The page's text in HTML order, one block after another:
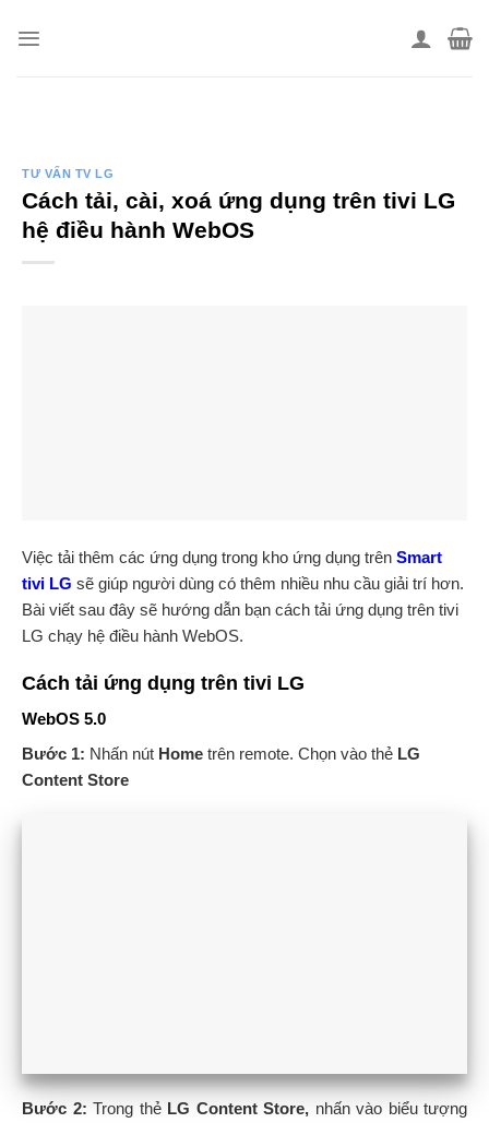
TƯ VẤN TV LG
Cách tải, cài, xoá ứng dụng trên tivi LG
hệ điều hành WebOS
Việc tải thêm các ứng dụng trong kho ứng dụng trên Smart
tivi LG sẽ giúp người dùng có thêm nhiều nhu cầu giải trí hơn.
Bài viết sau đây sẽ hướng dẫn bạn cách tải ứng dụng trên tivi
LG chạy hệ điều hành WebOS.
Cách tải ứng dụng trên tivi LG
WebOS 5.0
Bước 1: Nhấn nút Home trên remote. Chọn vào thẻ LG
Content Store
Bước 2: Trong thẻ LG Content Store, nhấn vào biểu tượng